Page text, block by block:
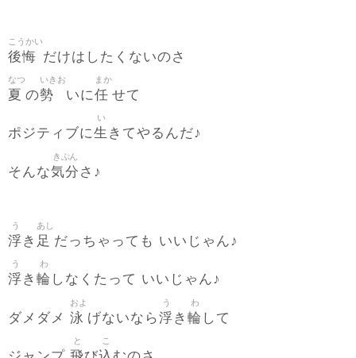
後悔
こうかい
だけはしたくないのさ
夏
なつ
の勢
いきお
いに任
まか
せて
ポジティブに生
い
きてやるんだ♪
そんな気分
きぶん
さ♪
浮
う
き 足
あし
だっちゃっても いいじゃん♪
浮
う
き 輪
わ
しなくたって いいじゃん♪
ダメダメ 泳
およ
げないなら浮
う
き 輪
わ
して
と こ